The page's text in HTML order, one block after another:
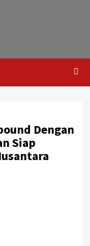
Dengan
Siap